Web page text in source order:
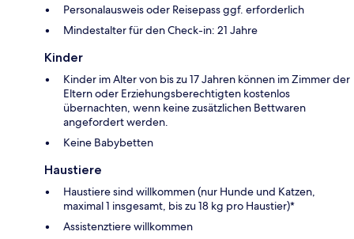
Personalausweis oder Reisepass ggf. erforderlich
Mindestalter für den Check-in: 21 Jahre
Kinder
Kinder im Alter von bis zu 17 Jahren können im Zimmer der
Eltern oder Erziehungsberechtigten kostenlos
übernachten, wenn keine zusätzlichen Bettwaren
angefordert werden.
Keine Babybetten
Haustiere
Haustiere sind willkommen (nur Hunde und Katzen,
maximal 1 insgesamt, bis zu 18 kg pro Haustier)*
Assistenztiere willkommen